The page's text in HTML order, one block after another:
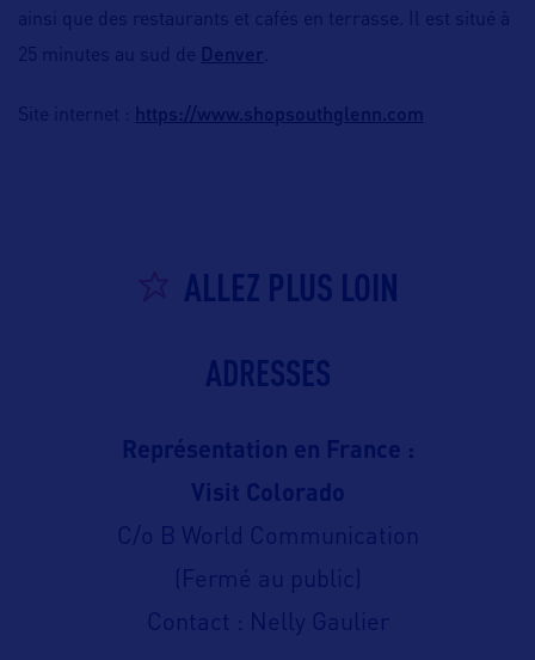
ainsi que des restaurants et cafés en terrasse. Il est situé à
25 minutes au sud de Denver
Site internet : https://www.shopsouthglenn.com
ALLEZ PLUS LOIN
ADRESSES
Représentation en France :
Visit Colorado
C/o B World Communication
(Fermé au public)
Contact : Nelly Gaulier